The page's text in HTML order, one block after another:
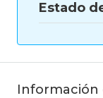
Estado